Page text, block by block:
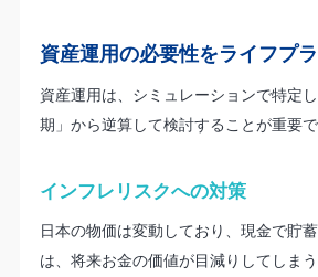
資産運用の必要性をライフプ
資産運用は、シミュレーションで特定
期」から逆算して検討することが重要で
インフレリスクへの対策
日本の物価は変動しており、現金で貯
は、将来お金の価値が目減りしてしま